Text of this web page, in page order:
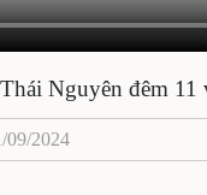
Nguyên đêm 11
09/2024